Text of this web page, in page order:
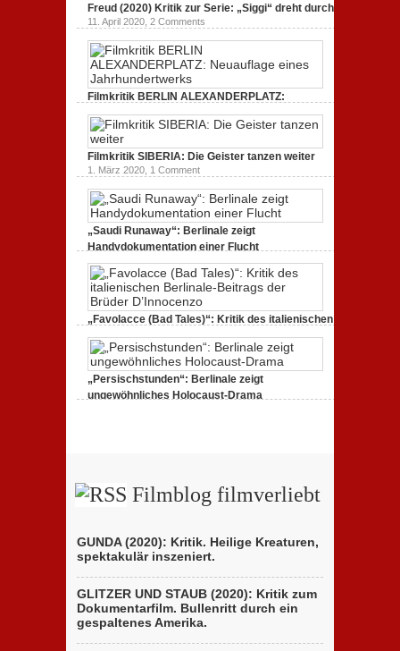
Freud (2020) Kritik zur Serie: „Siggi“ dreht durch
11. April 2020, 2 Comments
Filmkritik BERLIN ALEXANDERPLATZ:
Neuauflage eines Jahrhundertwerks
1. März 2020,2 Comments
Filmkritik SIBERIA: Die Geister tanzen weiter
1. März 2020, 1 Comment
„Saudi Runaway“: Berlinale zeigt
Handydokumentation einer Flucht
„Favolacce (Bad Tales)“: Kritik des italienischen
Berlinale-Beitrags der Brüder D’Innocenzo
25. Februar 2020,2 Comments
„Persischstunden“: Berlinale zeigt
ungewöhnliches Holocaust-Drama
Filmblog filmverliebt
GUNDA (2020): Kritik. Heilige Kreaturen,
spektakulär inszeniert.
GLITZER UND STAUB (2020): Kritik zum
Dokumentarfilm. Bullenritt durch ein
gespaltenes Amerika.